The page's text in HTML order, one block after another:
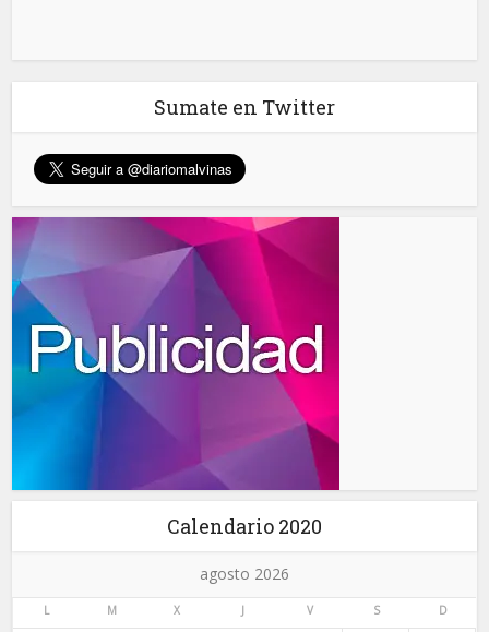
Sumate en Twitter
Calendario 2020
agosto 2026
L M X J V S D